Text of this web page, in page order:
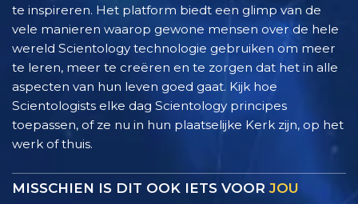
te inspireren. Het platform biedt een glimp van de
vele manieren waarop gewone mensen over de hele
wereld Scientology technologie gebruiken om meer
te leren, meer te creëren en te zorgen dat het in alle
aspecten van hun leven goed gaat. Kijk hoe
Scientologists elke dag Scientology principes
toepassen, of ze nu in hun plaatselijke Kerk zijn, op het
werk of thuis.
MISSCHIEN IS DIT OOK IETS VOOR JOU